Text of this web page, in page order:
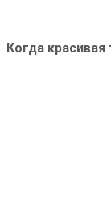
Когда